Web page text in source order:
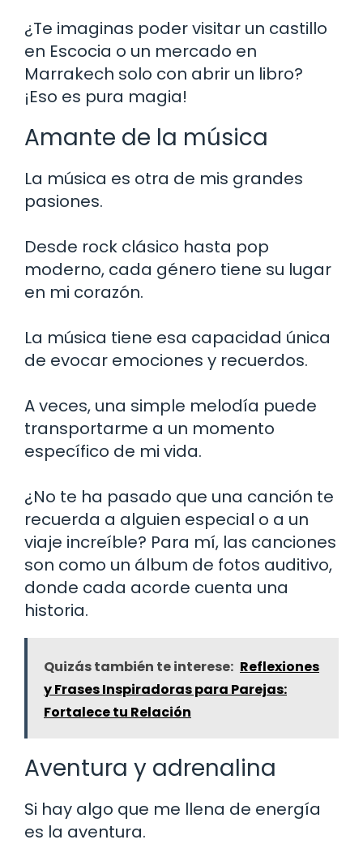
¿Te imaginas poder visitar un castillo
en Escocia o un mercado en
Marrakech solo con abrir un libro?
¡Eso es pura magia!
Amante de la música
La música es otra de mis grandes
pasiones.
Desde rock clásico hasta pop
moderno, cada género tiene su lugar
en mi corazón.
La música tiene esa capacidad única
de evocar emociones y recuerdos.
A veces, una simple melodía puede
transportarme a un momento
específico de mi vida.
¿No te ha pasado que una canción te
recuerda a alguien especial o a un
viaje increíble? Para mí, las canciones
son como un álbum de fotos auditivo,
donde cada acorde cuenta una
historia.
Quizás también te interese: Reflexiones
y Frases Inspiradoras para Parejas:
Fortalece tu Relación
Aventura y adrenalina
Si hay algo que me llena de energía
es la aventura.